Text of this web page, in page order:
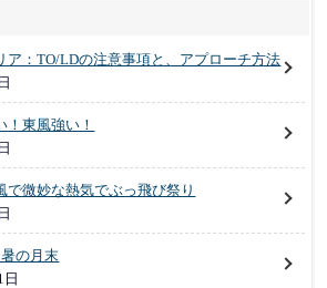
ア：TO/LDの注意事項と、アプローチ方法
！東風強い！
で微妙な熱気でぶっ飛び祭り
の月末
日